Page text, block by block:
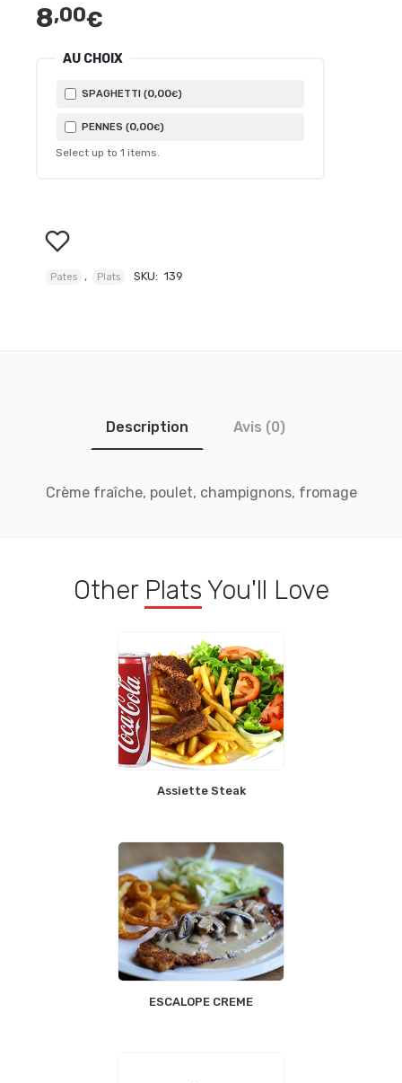
8,00€
AU CHOIX
SPAGHETTI (0,00€)
PENNES (0,00€)
Select up to 1 items.
Pates , Plats SKU: 139
Description Avis (0)
Crème fraîche, poulet, champignons, fromage
Other Plats You'll Love
Assiette Steak
ESCALOPE CREME